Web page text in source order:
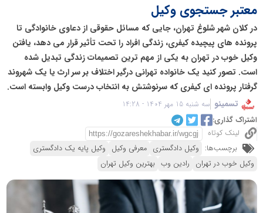
معتبر جستجوی وکیل
در کلان شهر شلوغ تهران، جایی که مسائل حقوقی از دعاوی خانوادگی تا
پرونده های پیچیده کیفری، زندگی افراد را تحت تأثیر قرار می دهد، یافتن
وکیل خوب در تهران به یکی از مهم ترین تصمیمات زندگی تبدیل شده
است. تصور کنید یک خانواده تهرانی درگیر اختلاف بر سر ارث یا یک شهروند
گرفتار پرونده ای کیفری که سرنوشتش به انتخاب درست وکیل وابسته است.
تسمینو سه شنبه 15 مهر 1404 - 14:28
اشتراک گذاری:
لینک کوتاه
برچسب‌ها: وکیل دادگستری معرفی وکیل وکیل پایه یک دادگستری
وکیل خوب در تهران رادین وب بهترین وکیل تهران